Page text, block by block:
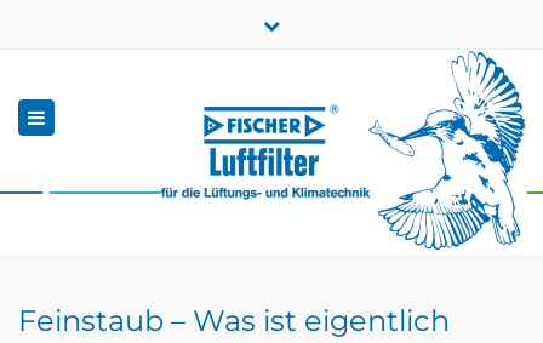
info.dett@fischer-luftfilter.de
Zum Online-Shop
bar
Toggle
navigation
Feinstaub – Was ist eigentlich